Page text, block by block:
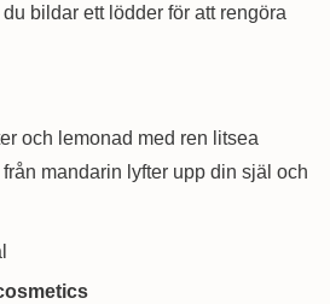
bildar ett lödder för att rengöra
och lemonad med ren litsea
mandarin lyfter upp din själ och